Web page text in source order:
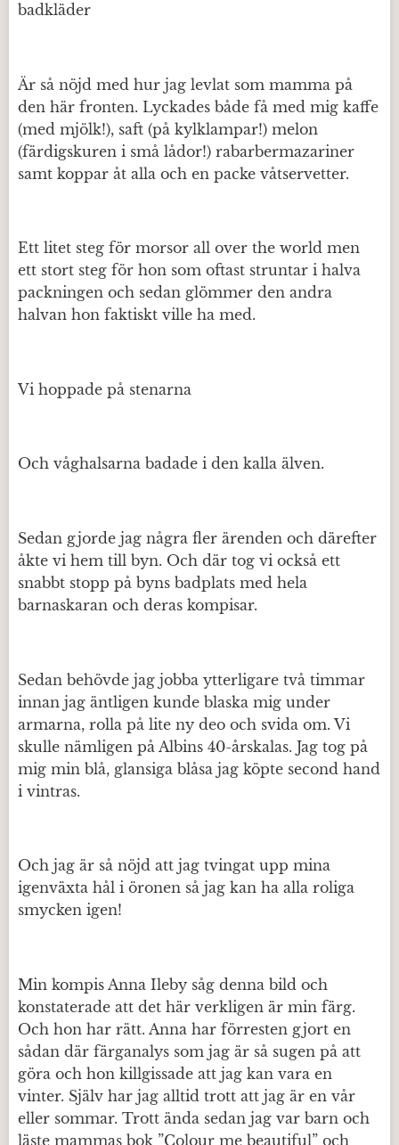
badkläder
Är så nöjd med hur jag levlat som mamma på
den här fronten. Lyckades både få med mig kaffe
(med mjölk!), saft (på kylklampar!) melon
(färdigskuren i små lådor!) rabarbermazariner
samt koppar åt alla och en packe våtservetter.
Ett litet steg för morsor all over the world men
ett stort steg för hon som oftast struntar i halva
packningen och sedan glömmer den andra
halvan hon faktiskt ville ha med.
Vi hoppade på stenarna
Och våghalsarna badade i den kalla älven.
Sedan gjorde jag några fler ärenden och därefter
åkte vi hem till byn. Och där tog vi också ett
snabbt stopp på byns badplats med hela
barnaskaran och deras kompisar.
Sedan behövde jag jobba ytterligare två timmar
innan jag äntligen kunde blaska mig under
armarna, rolla på lite ny deo och svida om. Vi
skulle nämligen på Albins 40-årskalas. Jag tog på
mig min blå, glansiga blåsa jag köpte second hand
i vintras.
Och jag är så nöjd att jag tvingat upp mina
igenväxta hål i öronen så jag kan ha alla roliga
smycken igen!
Min kompis Anna Ileby såg denna bild och
konstaterade att det här verkligen är min färg.
Och hon har rätt. Anna har förresten gjort en
sådan där färganalys som jag är så sugen på att
göra och hon killgissade att jag kan vara en
vinter. Själv har jag alltid trott att jag är en vår
eller sommar. Trott ända sedan jag var barn och
läste mammas bok ”Colour me beautiful” och